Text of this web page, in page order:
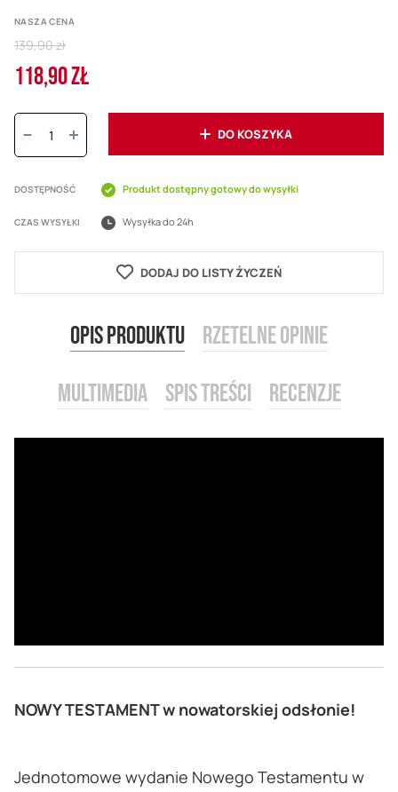
NASZA CENA
Cena
118,90 ZŁ
Regular
Price
139,90 zł
Ilość:
DO KOSZYKA
DOSTĘPNOŚĆ Produkt dostępny gotowy do wysyłki
CZAS WYSYŁKI Wysyłka do 24h
DODAJ DO LISTY ŻYCZEŃ
Opis produktu
NOWY TESTAMENT w nowatorskiej odsłonie!
Jednotomowe wydanie Nowego Testamentu w
Rzetelne opinie
Multimedia
Spis treści Recenzje